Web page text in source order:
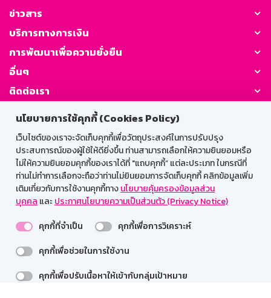
นโยบายการใช้คุกกี้ (Cookies Policy)
เว็บไซต์ของเราจะจัดเก็บคุกกี้เพื่อวัตถุประสงค์ในการปรับปรุง
ประสบการณ์ของผู้ใช้ให้ดียิ่งขึ้น ท่านสามารถเลือกให้ความยินยอมหรือ
ไม่ให้ความยินยอมคุกกี้ของเราได้ที่ "แถบคุกกี้” แต่ละประเภท ในกรณีที่
ท่านไม่ทำการเลือกจะถือว่าท่านไม่ยินยอมการจัดเก็บคุกกี้ คลิกข้อมูลเพิ่ม
เติมเกี่ยวกับการใช้งานคุกกี้ทางนโยบายคุ้มครองข้อมูลส่วน
บุคคล และประกาศนโยบายความเป็นส่วนตัว (Privacy Notice)
คุกกี้ที่จำเป็น
คุกกี้เพื่อการวิเคราะห์
คุกกี้เพื่อช่วยในการใช้งาน
คุกกี้เพื่อปรับเนื้อหาให้เข้ากับกลุ่มเป้าหมาย
ข่าวสาร
บริการทางการเงิน
การพัฒนาเพื่อความยั่งยืน
อื่นๆ
ติดต่อเรา
GSB Society:
สำหรับพนักงาน
Web HR
GSB Wisdom
M-Search
เข้าสู่ระบบเน็ตเมล
รองรับการใช้งานได้ดีบนเว็บบราวเซอร์